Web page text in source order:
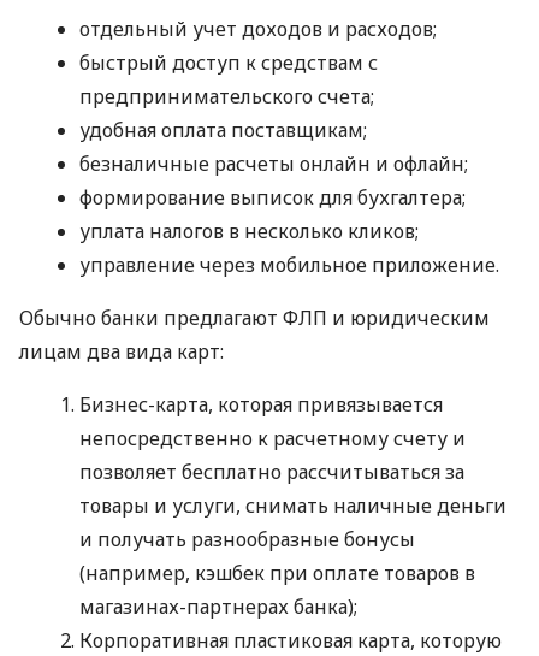
отдельный учет доходов и расходов;
быстрый доступ к средствам с
предпринимательского счета;
удобная оплата поставщикам;
безналичные расчеты онлайн и офлайн;
формирование выписок для бухгалтера;
уплата налогов в несколько кликов;
управление через мобильное приложение.
Обычно банки предлагают ФЛП и юридическим
лицам два вида карт:
Бизнес-карта, которая привязывается
непосредственно к расчетному счету и
позволяет бесплатно рассчитываться за
товары и услуги, снимать наличные деньги
и получать разнообразные бонусы
(например, кэшбек при оплате товаров в
магазинах-партнерах банка);
Корпоративная пластиковая карта, которую